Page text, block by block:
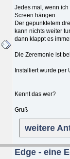
Jedes mal, wenn
Screen hängen.
Der gepunktetem
kann nichts weiter
dann klappt es
Die Zeremonie ist
Installiert wurde per
Kennt das wer?
Gruß
weitere
Edge - eine